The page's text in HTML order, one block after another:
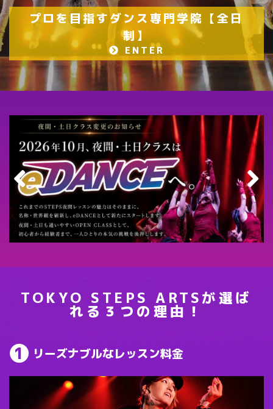
プロを目指すダンス専門学院【全日
制】
ENTER
TOKYO STEPS ARTSが選ば
れる３つの理由！
リーズナブルなレッスン料金